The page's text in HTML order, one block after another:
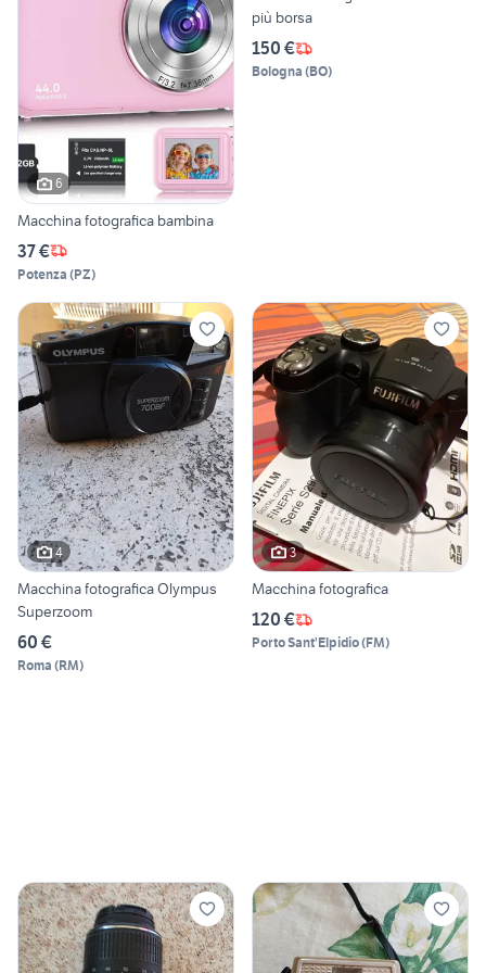
6
Macchina fotografica bambina
37 €
Potenza (PZ)
più borsa
150 €
Bologna (BO)
4
Macchina fotografica Olympus
Superzoom
60 €
Roma (RM)
3
Macchina fotografica
120 €
Porto Sant'Elpidio(FM)